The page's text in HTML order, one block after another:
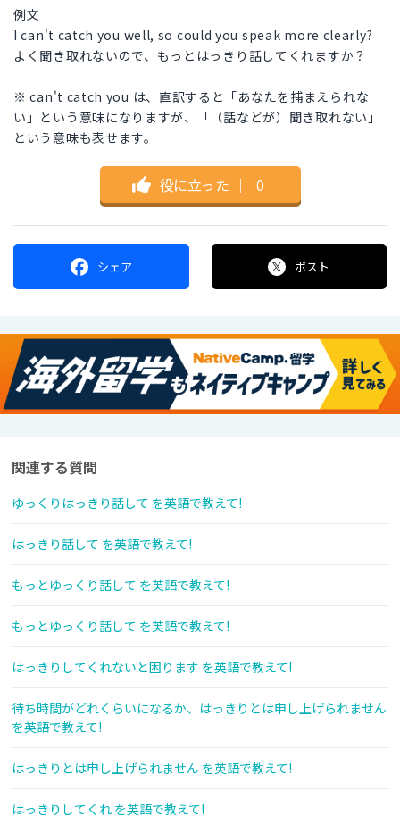
例文
I can't catch you well, so could you speak more clearly?
よく聞き取れないので、もっとはっきり話してくれますか？
※ can't catch you は、直訳すると「あなたを捕まえられな
い」という意味になりますが、「（話などが）聞き取れない」
という意味も表せます。
役に立った ｜ 0
シェア ポスト
関連する質問
ゆっくりはっきり話して を英語で教えて!
はっきり話して を英語で教えて!
もっとゆっくり話して を英語で教えて!
もっとゆっくり話して を英語で教えて!
はっきりしてくれないと困ります を英語で教えて!
待ち時間がどれくらいになるか、はっきりとは申し上げられません
を英語で教えて!
はっきりとは申し上げられません を英語で教えて!
はっきりしてくれ を英語で教えて!